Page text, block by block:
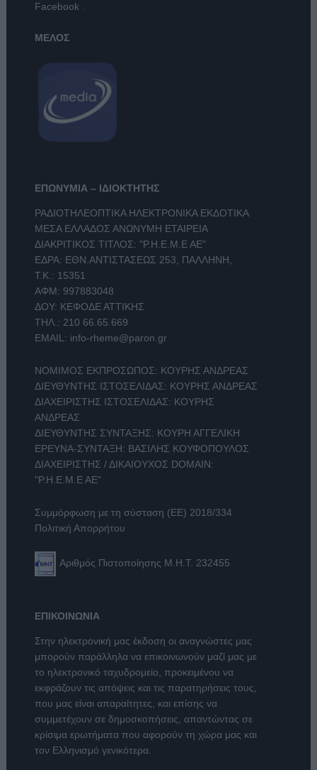
Facebook .
ΜΕΛΟΣ
ΕΠΩΝΥΜΙΑ – ΙΔΙΟΚΤΗΤΗΣ
ΡΑΔΙΟΤΗΛΕΟΠΤΙΚΑ ΗΛΕΚΤΡΟΝΙΚΑ ΕΚΔΟΤΙΚΑ
ΜΕΣΑ ΕΛΛΑΔΟΣ ΑΝΩΝΥΜΗ ΕΤΑΙΡΕΙΑ
ΔΙΑΚΡΙΤΙΚΟΣ ΤΙΤΛΟΣ: "Ρ.Η.Ε.Μ.Ε ΑΕ"
ΕΔΡΑ: ΕΘΝ.ΑΝΤΙΣΤΑΣΕΩΣ 253, ΠΑΛΛΗΝΗ,
Τ.Κ.: 15351
ΑΦΜ: 997883048
ΔΟΥ: ΚΕΦΟΔΕ ΑΤΤΙΚΗΣ
ΤΗΛ.: 210 66.65.669
EMAIL: info-rheme@paron.gr
ΝΟΜΙΜΟΣ ΕΚΠΡΟΣΩΠΟΣ: ΚΟΥΡΗΣ ΑΝΔΡΕΑΣ
ΔΙΕΥΘΥΝΤΗΣ ΙΣΤΟΣΕΛΙΔΑΣ: ΚΟΥΡΗΣ ΑΝΔΡΕΑΣ
ΔΙΑΧΕΙΡΙΣΤΗΣ ΙΣΤΟΣΕΛΙΔΑΣ: ΚΟΥΡΗΣ
ΑΝΔΡΕΑΣ
ΔΙΕΥΘΥΝΤΗΣ ΣΥΝΤΑΞΗΣ: ΚΟΥΡΗ ΑΓΓΕΛΙΚΗ
ΕΡΕΥΝΑ-ΣΥΝΤΑΞΗ: ΒΑΣΙΛΗΣ ΚΟΥΦΟΠΟΥΛΟΣ
ΔΙΑΧΕΙΡΙΣΤΗΣ / ΔΙΚΑΙΟΥΧΟΣ DOMAIN:
"Ρ.Η.Ε.Μ.Ε ΑΕ"
Συμμόρφωση με τη σύσταση (ΕΕ) 2018/334
Πολιτική Απορρήτου
Αριθμός Πιστοποίησης Μ.Η.Τ. 232455
ΕΠΙΚΟΙΝΩΝΙΑ
Στην ηλεκτρονική μας έκδοση οι αναγνώστες μας
μπορούν παράλληλα να επικοινωνούν μαζί μας με
το ηλεκτρονικό ταχυδρομείο, προκειμένου να
εκφράζουν τις απόψεις και τις παρατηρήσεις τους,
που μας είναι απαραίτητες, και επίσης να
συμμετέχουν σε δημοσκοπήσεις, απαντώντας σε
κρίσιμα ερωτήματα που αφορούν τη χώρα μας και
τον Ελληνισμό γενικότερα.